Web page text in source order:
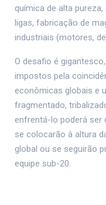
química de alta
ligas, fabricação de
industriais (motores,
O desafio é
impostos pela
econômicas globais e
fragmentado,
enfrentá-lo poderá ser
se colocarão à altura
global ou se seguirão
equipe sub-20.